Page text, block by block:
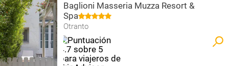
Baglioni Masseria Muzza Resort &
Spa
Otranto